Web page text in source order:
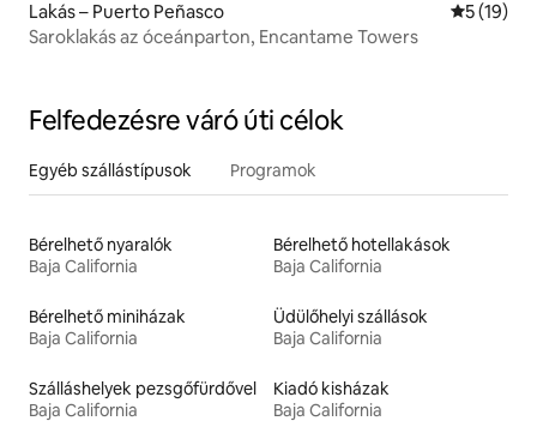
Lakás – Puerto Peñasco Átlagos
5 (19)
Saroklakás az óceánparton, Encantame Towers
Felfedezésre váró úti célok
Egyéb szállástípusok Programok
Bérelhető nyaralók
Baja California
Bérelhető hotellakások
Baja California
Bérelhető miniházak
Baja California
Üdülőhelyi szállások
Baja California
Szálláshelyek pezsgőfürdővel
Baja California
Kiadó kisházak
Baja California